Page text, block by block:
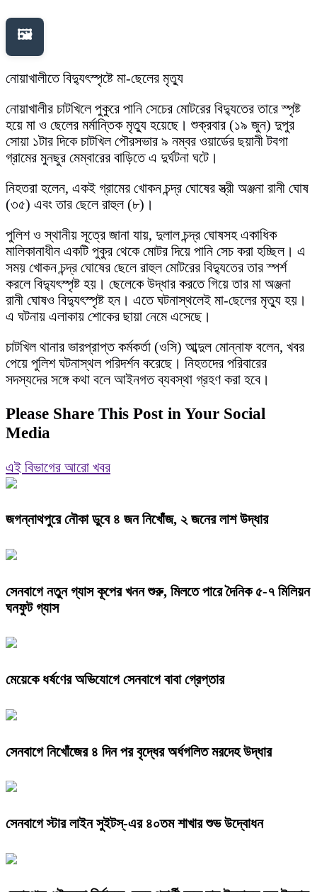
🖼️
নোয়াখালীতে বিদ্যুৎস্পৃষ্টে মা-ছেলের মৃত্যু
নোয়াখালীর চাটখিলে পুকুরে পানি সেচের মোটরের বিদ্যুতের তারে স্পৃষ্ট
হয়ে মা ও ছেলের মর্মান্তিক মৃত্যু হয়েছে। শুক্রবার (১৯ জুন) দুপুর
সোয়া ১টার দিকে চাটখিল পৌরসভার ৯ নম্বর ওয়ার্ডের ছয়ানী টবগা
গ্রামের মুনছুর মেম্বারের বাড়িতে এ দুর্ঘটনা ঘটে।
নিহতরা হলেন, একই গ্রামের খোকন চন্দ্র ঘোষের স্ত্রী অঞ্জনা রানী ঘোষ
(৩৫) এবং তার ছেলে রাহুল (৮)।
পুলিশ ও স্থানীয় সূত্রে জানা যায়, দুলাল চন্দ্র ঘোষসহ একাধিক
মালিকানাধীন একটি পুকুর থেকে মোটর দিয়ে পানি সেচ করা হচ্ছিল। এ
সময় খোকন চন্দ্র ঘোষের ছেলে রাহুল মোটরের বিদ্যুতের তার স্পর্শ
করলে বিদ্যুৎস্পৃষ্ট হয়। ছেলেকে উদ্ধার করতে গিয়ে তার মা অঞ্জনা
রানী ঘোষও বিদ্যুৎস্পৃষ্ট হন। এতে ঘটনাস্থলেই মা-ছেলের মৃত্যু হয়।
এ ঘটনায় এলাকায় শোকের ছায়া নেমে এসেছে।
চাটখিল থানার ভারপ্রাপ্ত কর্মকর্তা (ওসি) আব্দুল মোন্নাফ বলেন, খবর
পেয়ে পুলিশ ঘটনাস্থল পরিদর্শন করেছে। নিহতদের পরিবারের
সদস্যদের সঙ্গে কথা বলে আইনগত ব্যবস্থা গ্রহণ করা হবে।
Please Share This Post in Your Social
Media
এই বিভাগের আরো খবর
জগন্নাথপুরে নৌকা ডুবে ৪ জন নিখোঁজ, ২ জনের লাশ উদ্ধার
সেনবাগে নতুন গ্যাস কূপের খনন শুরু, মিলতে পারে দৈনিক ৫-৭ মিলিয়ন
ঘনফুট গ্যাস
মেয়েকে ধর্ষণের অভিযোগে সেনবাগে বাবা গ্রেপ্তার
সেনবাগে নিখোঁজের ৪ দিন পর বৃদ্ধের অর্ধগলিত মরদেহ উদ্ধার
সেনবাগে স্টার লাইন সুইটস্-এর ৪০তম শাখার শুভ উদ্বোধন